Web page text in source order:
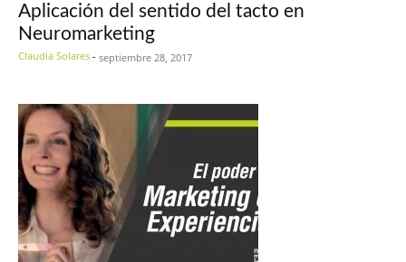
Aplicación del sentido del tacto en
Neuromarketing
Claudia Solares - septiembre 28, 2017